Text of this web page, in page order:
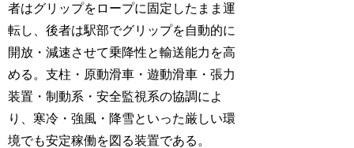
者はグリップをロープに固定したまま運
転し、後者は駅部でグリップを自動的に
開放・減速させて乗降性と輸送能力を高
める。支柱・原動滑車・遊動滑車・張力
装置・制動系・安全監視系の協調によ
り、寒冷・強風・降雪といった厳しい環
境でも安定稼働を図る装置である。